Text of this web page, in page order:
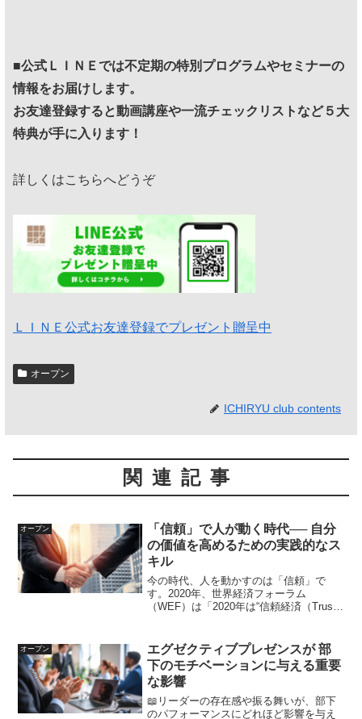
■公式ＬＩＮＥでは不定期の特別プログラムやセミナーの
情報をお届けします。
お友達登録すると動画講座や一流チェックリストなど５大
特典が手に入ります！
詳しくはこちらへどうぞ
ＬＩＮＥ公式お友達登録でプレゼント贈呈中
オープン
ICHIRYU club contents
関連記事
オープン
「信頼」で人が動く時代── 自分
の価値を高めるための実践的なス
キル
今の時代、人を動かすのは「信頼」で
す。2020年、世界経済フォーラム
（WEF）は「2020年は“信頼経済（Trust
そのものが価値や成果を生み出す時代に
なって...
オープン
エグゼクティブプレゼンスが 部
下のモチベーションに与える重要
な影響
📖リーダーの存在感や振る舞いが、部下
のパフォーマンスにどれほど影響を与え